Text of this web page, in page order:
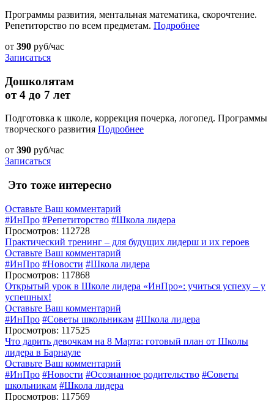
Программы развития, ментальная математика, скорочтение.
Репетиторство по всем предметам. Подробнее
от 390 руб/час
Записаться
Дошколятам
от 4 до 7 лет
Подготовка к школе, коррекция почерка, логопед. Программы
творческого развития Подробнее
от 390 руб/час
Записаться
Это тоже интересно
Оставьте Ваш комментарий
#ИнПро #Репетиторство #Школа лидера
Просмотров: 112728
Практический тренинг – для будущих лидерш и их героев
Оставьте Ваш комментарий
#ИнПро #Новости #Школа лидера
Просмотров: 117868
Открытый урок в Школе лидера «ИнПро»: учиться успеху – у
успешных!
Оставьте Ваш комментарий
#ИнПро #Советы школьникам #Школа лидера
Просмотров: 117525
Что дарить девочкам на 8 Марта: готовый план от Школы
лидера в Барнауле
Оставьте Ваш комментарий
#ИнПро #Новости #Осознанное родительство #Советы
школьникам #Школа лидера
Просмотров: 117569